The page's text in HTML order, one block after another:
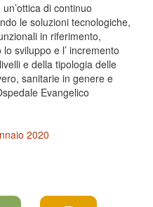
di continuo
le soluzioni tecnologiche,
in riferimento,
sviluppo e l’ incremento
e della tipologia delle
sanitarie in genere e
Evangelico
2020